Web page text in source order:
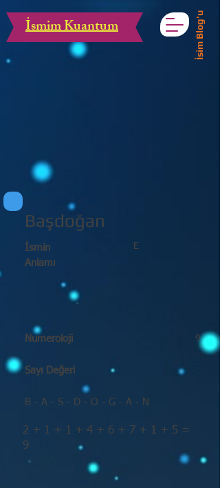
İsmim Kuantum İsim Blog'u
Başdoğan
E
İsmin
Anlamı
Numeroloji
Sayı Değeri
9
B - A - S - D - O - G - A - N
2 + 1 + 1 + 4 + 6 + 7 + 1 + 5 =
9